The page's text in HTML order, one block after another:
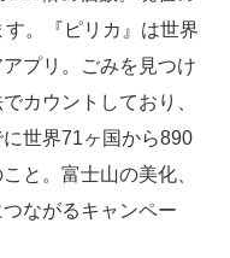
。『ピリカ』は世界
プリ。ごみを見つけ
カウントしており、
世界71ヶ国から890
と。富士山の美化、
ながるキャンペー